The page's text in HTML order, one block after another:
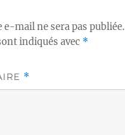
e-mail ne sera pas publiée.
indiqués avec *
*